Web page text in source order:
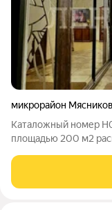
микрорайон
Каталожный номер H057778 Тёплый кирпичный дом
площадью 200 м2
удачному
технологичными